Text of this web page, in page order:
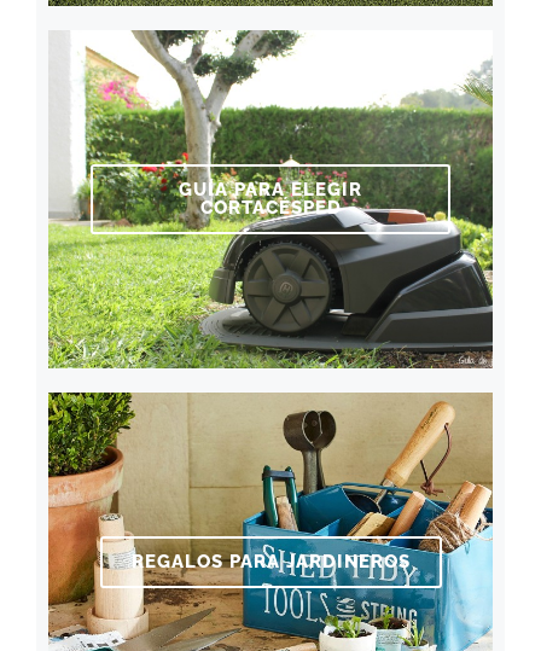
GUÍA PARA ELEGIR
CORTACÉSPED
REGALOS PARA JARDINEROS